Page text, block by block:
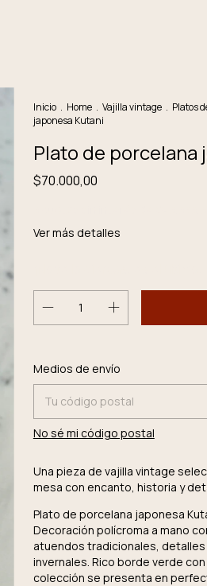
Inicio . Home . Vajilla vintage . Platos
japonesa Kutani
Plato de porcelana
$70.000,00
Ver más detalles
Entregas para el CP:
Medios de envío
No sé mi código postal
Una pieza de vajilla vintage
mesa con encanto, historia y
Plato de porcelana japonesa
Decoración polícroma a mano
atuendos tradicionales,
invernales. Rico borde verde
colección se presenta en